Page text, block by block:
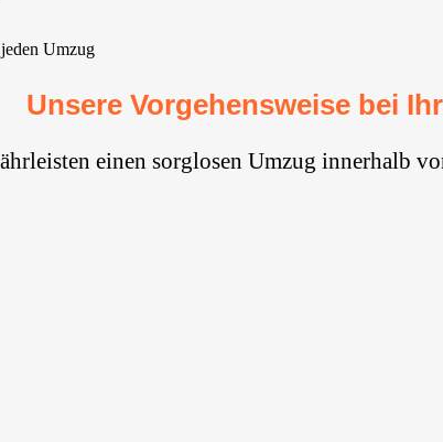
Unsere Vorgehensweise bei
einen sorglosen Umzug innerhalb